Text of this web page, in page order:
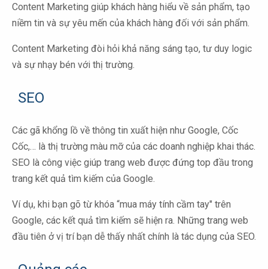
Content Marketing giúp khách hàng hiểu về sản phẩm, tạo
niềm tin và sự yêu mến của khách hàng đối với sản phẩm.
Content Marketing đòi hỏi khả năng sáng tạo, tư duy logic
và sự nhạy bén với thị trường.
SEO
Các gã khổng lồ về thông tin xuất hiện như Google, Cốc
Cốc,… là thị trường màu mỡ của các doanh nghiệp khai thác.
SEO là công việc giúp trang web được đứng top đầu trong
trang kết quả tìm kiếm của Google.
Ví dụ, khi bạn gõ từ khóa “mua máy tính cầm tay" trên
Google, các kết quả tìm kiếm sẽ hiện ra. Những trang web
đầu tiên ở vị trí bạn dễ thấy nhất chính là tác dụng của SEO.